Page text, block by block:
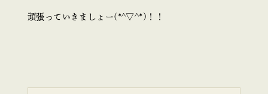
頑張っていきましょー(*^▽^*)！！